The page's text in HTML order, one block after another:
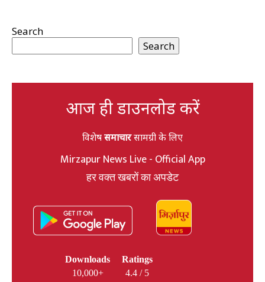
Search
Search
आज ही डाउनलोड करें
विशेषसमाचारसामग्री के लिए
Mirzapur News Live - Official App
हर वक्त खबरों का अपडेट
Downloads
10,000+
Ratings
4.4 / 5